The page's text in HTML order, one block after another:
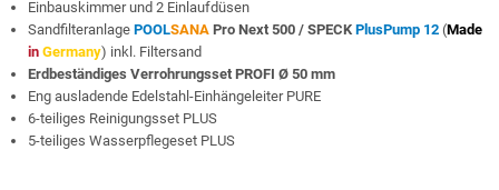
Einbauskimmer und 2 Einlaufdüsen
Sandfilteranlage POOLSANA Pro Next 500 / SPECK PlusPump 12 (Made
in Germany) inkl. Filtersand
Erdbeständiges Verrohrungsset PROFI Ø 50 mm
Eng ausladende Edelstahl-Einhängeleiter PURE
6-teiliges Reinigungsset PLUS
5-teiliges Wasserpflegeset PLUS